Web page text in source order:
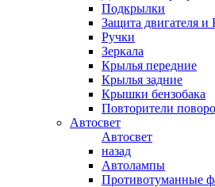
Подкрылки
Защита двигателя
Ручки
Зеркала
Крылья передние
Крылья задние
Крышки бензобака
Повторители
Автосвет
Автосвет
назад
Автолампы
Противотуманные